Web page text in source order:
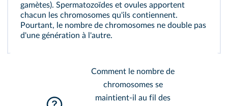
gamètes). Spermatozoïdes et ovules apportent
chacun les chromosomes qu'ils contiennent.
Pourtant, le nombre de chromosomes ne double pas
d'une génération à l'autre.
Comment le nombre de
chromosomes se
maintient-il au fil des